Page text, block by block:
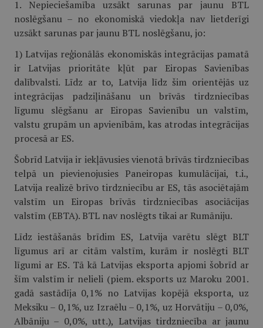
1. Nepieciešamība uzsākt sarunas par jaunu BTL
noslēgšanu – no ekonomiskā viedokļa nav lietderīgi
uzsākt sarunas par jaunu BTL noslēgšanu, jo:
1) Latvijas reģionālās ekonomiskās integrācijas pamatā
ir Latvijas prioritāte kļūt par Eiropas Savienības
dalībvalsti. Līdz ar to, Latvija līdz šim orientējās uz
integrācijas padziļināšanu un brīvās tirdzniecības
līgumu slēgšanu ar Eiropas Savienību un valstīm,
valstu grupām un apvienībām, kas atrodas integrācijas
procesā ar ES.
Šobrīd Latvija ir iekļāvusies vienotā brīvās tirdzniecības
telpā un pievienojusies Paneiropas kumulācijai, t.i.,
Latvija realizē brīvo tirdzniecību ar ES, tās asociētajām
valstīm un Eiropas brīvās tirdzniecības asociācijas
valstīm (EBTA). BTL nav noslēgts tikai ar Rumāniju.
Līdz iestāšanās brīdim ES, Latvija varētu slēgt BLT
līgumus arī ar citām valstīm, kurām ir noslēgti BLT
līgumi ar ES. Tā kā Latvijas eksporta apjomi šobrīd ar
šīm valstīm ir nelieli (piem. eksports uz Maroku 2001.
gadā sastādīja 0,1% no Latvijas kopējā eksporta, uz
Meksiku – 0,1%, uz Izraēlu – 0,1%, uz Horvātiju – 0,0%,
Albāniju – 0,0%, utt.), Latvijas tirdzniecība ar jaunu